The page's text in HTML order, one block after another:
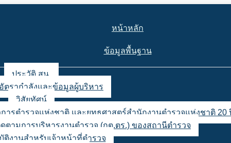
หน้าหลัก
ข้อมูลพื้นฐาน
ประวัติ สน.
ตรากำลังและข้อมูลผู้บริหาร
วิสัยทัศน์
รตำรวจแห่งชาติ และยุทธศาสตร์สำนักงานตำรวจแห่งชาติ 20
ามการบริหารงานตำรวจ (กต.ตร.) ของสถานีตำรวจ
งานสำหรับเจ้าหน้าที่ตำรวจ